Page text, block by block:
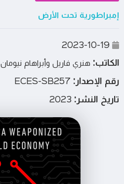
إمبراطورية تحت الأرض
الكاتب: هنري فاريل وأبراهام نيومان
رقم الإصدار:
تاريخ النشر: